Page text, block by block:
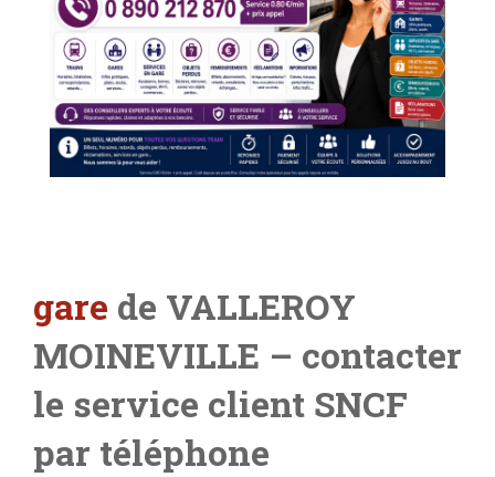
gare de VALLEROY
MOINEVILLE – contacter
le service client SNCF
par téléphone